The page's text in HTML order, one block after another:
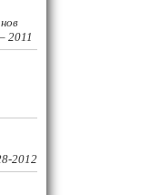
2011
2012